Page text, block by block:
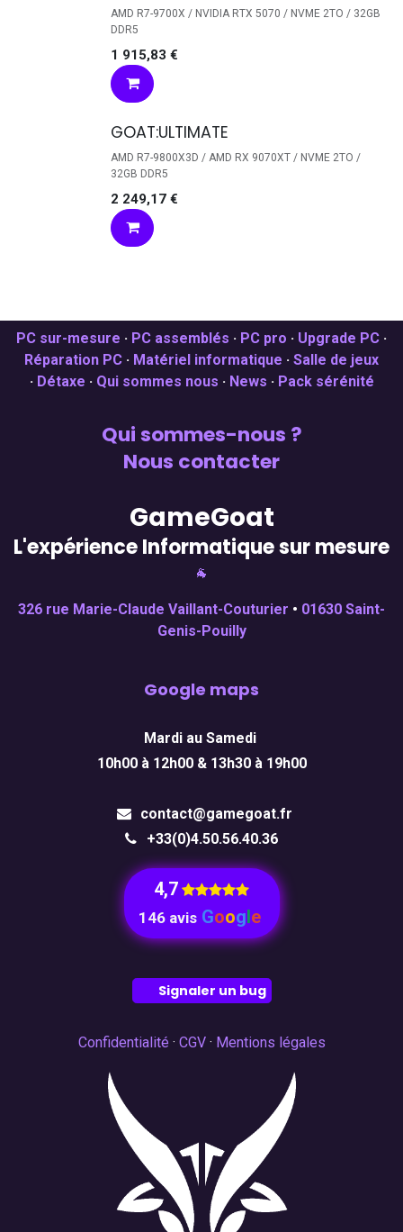
AMD R7-9700X / NVIDIA RTX 5070 / NVME 2TO / 32GB
DDR5
1 915,83 €
GOAT:ULTIMATE
AMD R7-9800X3D / AMD RX 9070XT / NVME 2TO /
32GB DDR5
2 249,17 €
PC sur-mesure · PC assemblés · PC pro · Upgrade PC ·
Réparation PC · Matériel informatique · Salle de jeux
· Détaxe · Qui sommes nous · News · Pack sérénité
Qui sommes-nous ?
Nous contacter
GameGoat
L'expérience Informatique sur mesure
🐐
326 rue Marie-Claude Vaillant-Couturier • 01630 Saint-
Genis-Pouilly
Google maps
Mardi au Samedi
10h00 à 12h00 & 13h30 à 19h00
contact@gamegoat.fr
+33(0)4.50.56.40.36
4,7
146 avis Google
Signaler un bug
Confidentialité · CGV· Mentions légales